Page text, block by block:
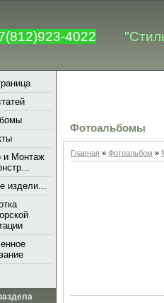
4022
и Монтаж
издели...
Фотоальбомы
Главная » Фотоальбом »